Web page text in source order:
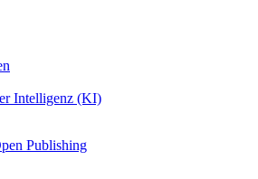
Intelligenz (KI)
Publishing